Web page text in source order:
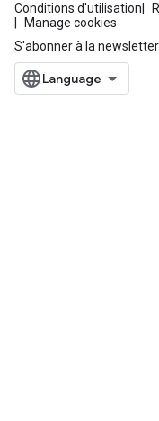
Conditions d'utilisation
Manage cookies
S'abonner à la